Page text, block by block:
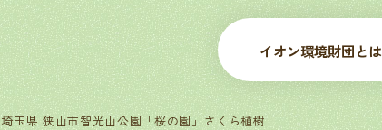
イオン環境財団とは
埼玉県 狭山市智光山公園「桜の園」さくら植樹